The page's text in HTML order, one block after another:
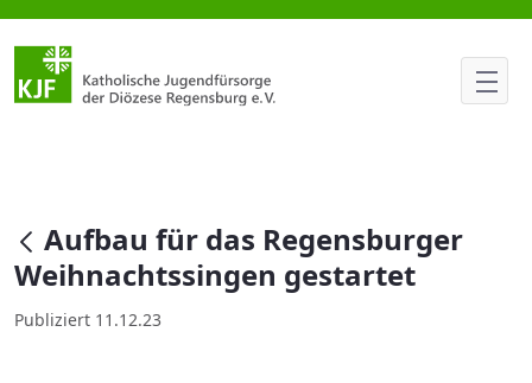
Aufbau für das Regensburger
null
Aufbau für das Regensburger
Weihnachtssingen gestartet
Publiziert 11.12.23